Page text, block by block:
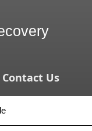
Contact Us